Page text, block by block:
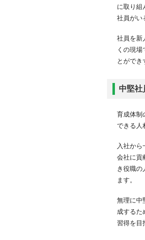
に取り組
社員がい
社員を新
くの現
とができ
中堅社
育成体制
できる人
入社か
会社に貢
き役職
ます。
無理に中
成するた
習得を目